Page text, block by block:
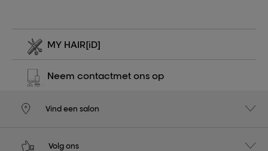
MY HAIR[iD]
Neem contactmet ons op
Vind een salon
Volg ons